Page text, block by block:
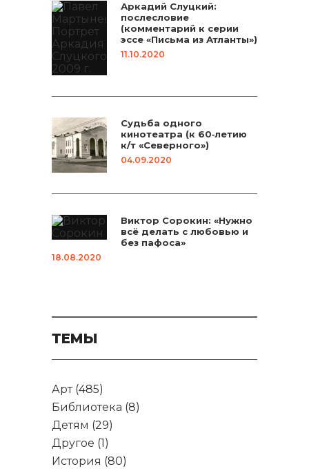
Аркадий Слуцкий:
послесловие
(комментарий к серии
эссе «Письма из Атланты»)
11.10.2020
Судьба одного
кинотеатра (к 60‑летию
к/т «Северного»)
04.09.2020
Виктор Сорокин: «Нужно
всё делать с любовью и
без пафоса»
18.08.2020
ТЕМЫ
Арт(485)
Библиотека (8)
Детям (29)
Другое (1)
История (80)